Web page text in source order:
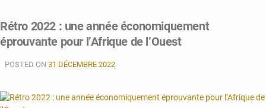
en
revue
relations
la
Rétro 2022 : une année économiquement
éprouvante pour l’Afrique de l’Ouest
POSTED ON 31 DÉCEMBRE 2022